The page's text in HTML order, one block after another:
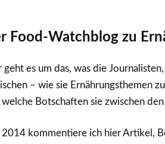
Food-Watchblog zu
geht es um das, was die
– wie sie Ernährungsthemen
welche Botschaften sie zwischen
2014 kommentiere ich hier Artikel,